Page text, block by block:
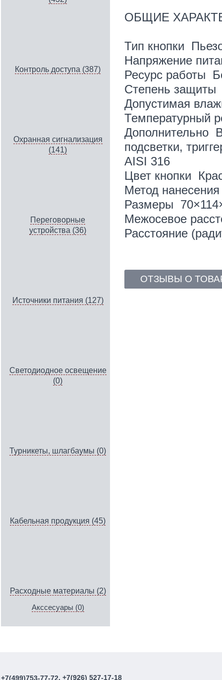
Контроль доступа (387)
Охранная сигнализация
(141)
Переговорные
устройства (36)
Источники питания (127)
Светодиодное освещение
(0)
Турникеты, шлагбаумы (0)
Кабельная продукция (45)
Расходные материалы (2)
Акссесуары (0)
ОБЩИЕ
Тип кнопки
Напряжение
Ресурс работы
Степень защиты
Допустимая
Температурный
Дополнительно
подсветки,
AISI 316
Цвет кнопки
Метод
Размеры
Межосевое
Расстояние
ОТЗЫВЫ О
+7(499)753-77-72, +7(926) 527-17-18